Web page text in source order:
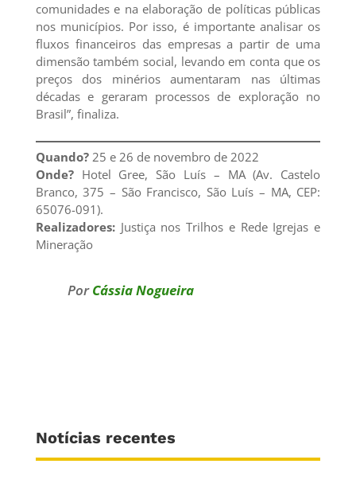
comunidades e na elaboração de políticas públicas
nos municípios. Por isso, é importante analisar os
fluxos financeiros das empresas a partir de uma
dimensão também social, levando em conta que os
preços dos minérios aumentaram nas últimas
décadas e geraram processos de exploração no
Brasil”, finaliza.
Quando? 25 e 26 de novembro de 2022
Onde?Hotel Gree, São Luís – MA (Av. Castelo
Branco, 375 – São Francisco, São Luís – MA, CEP:
65076-091).
Realizadores:Justiça nos Trilhos e Rede Igrejas e
Mineração
PorCássia Nogueira
Notícias recentes